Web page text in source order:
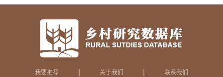
我要推荐 关于我们 联系我们